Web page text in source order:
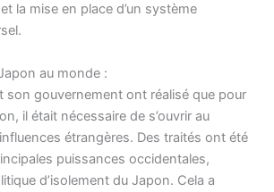
la mise en place d’un système
au monde :
son gouvernement ont réalisé que pour
il était nécessaire de s’ouvrir au
étrangères. Des traités ont été
puissances occidentales,
d’isolement du Japon. Cela a